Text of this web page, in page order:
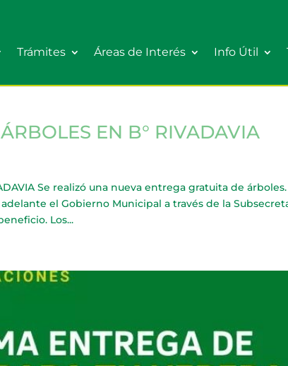
Trámites Áreas de Interés Info Útil
EN B° RIVADAVIA
Se realizó una nueva entrega gratuita de
el Gobierno Municipal a través de la
Los...